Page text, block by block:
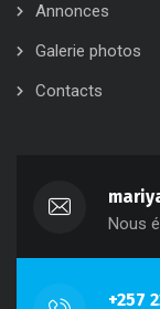
Annonces
Galerie photos
Contacts
Nous
+257